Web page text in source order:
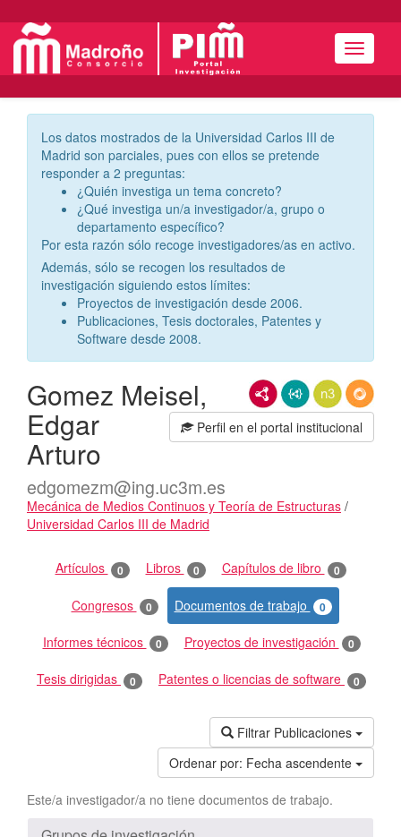
Menú
Los datos mostrados de la Universidad Carlos III de
Madrid son parciales, pues con ellos se pretende
responder a 2 preguntas:
¿Quién investiga un tema concreto?
¿Qué investiga un/a investigador/a, grupo o
departamento específico?
Por esta razón sólo recoge investigadores/as en activo.
Además, sólo se recogen los resultados de
investigación siguiendo estos límites:
Proyectos de investigación desde 2006.
Publicaciones, Tesis doctorales, Patentes y
Software desde 2008.
RDF/XMLJSON-LDN3/Turtle
Perfil en el portal institucional
Gomez Meisel,
Edgar
Arturo
edgomezm@ing.uc3m.es
Mecánica de Medios Continuos y Teoría de Estructuras /
Universidad Carlos III de Madrid
Actividades
Artículos 0 Libros 0 Capítulos de libro 0
Congresos 0 Documentos de trabajo 0
Informes técnicos 0 Proyectos de investigación 0
Tesis dirigidas 0 Patentes o licencias de software 0
Filtrar Publicaciones
Ordenar por: Fecha ascendente
Este/a investigador/a no tiene documentos de trabajo.